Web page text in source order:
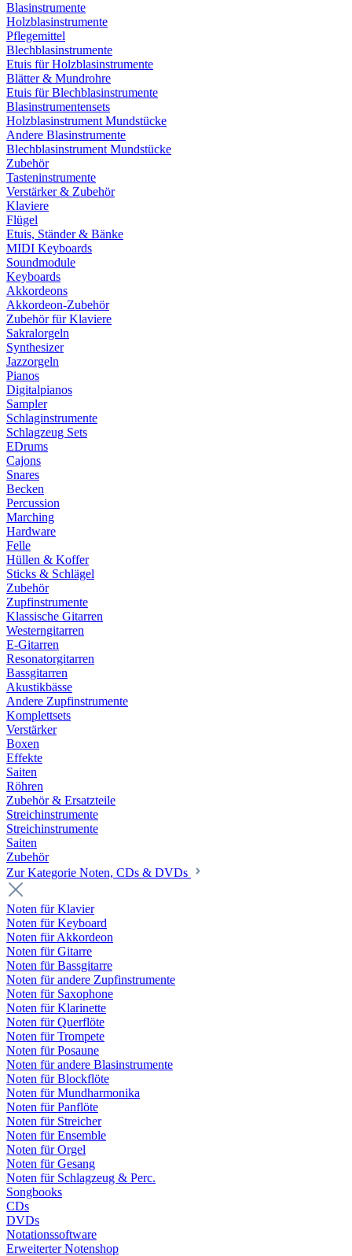
Blasinstrumente
Holzblasinstrumente
Pflegemittel
Blechblasinstrumente
Etuis für Holzblasinstrumente
Blätter & Mundrohre
Etuis für Blechblasinstrumente
Blasinstrumentensets
Holzblasinstrument Mundstücke
Andere Blasinstrumente
Blechblasinstrument Mundstücke
Zubehör
Tasteninstrumente
Verstärker & Zubehör
Klaviere
Flügel
Etuis, Ständer & Bänke
MIDI Keyboards
Soundmodule
Keyboards
Akkordeons
Akkordeon-Zubehör
Zubehör für Klaviere
Sakralorgeln
Synthesizer
Jazzorgeln
Pianos
Digitalpianos
Sampler
Schlaginstrumente
Schlagzeug Sets
EDrums
Cajons
Snares
Becken
Percussion
Marching
Hardware
Felle
Hüllen & Koffer
Sticks & Schlägel
Zubehör
Zupfinstrumente
Klassische Gitarren
Westerngitarren
E-Gitarren
Resonatorgitarren
Bassgitarren
Akustikbässe
Andere Zupfinstrumente
Komplettsets
Verstärker
Boxen
Effekte
Saiten
Röhren
Zubehör & Ersatzteile
Streichinstrumente
Streichinstrumente
Saiten
Zubehör
Zur Kategorie Noten, CDs & DVDs
Noten für Klavier
Noten für Keyboard
Noten für Akkordeon
Noten für Gitarre
Noten für Bassgitarre
Noten für andere Zupfinstrumente
Noten für Saxophone
Noten für Klarinette
Noten für Querflöte
Noten für Trompete
Noten für Posaune
Noten für andere Blasinstrumente
Noten für Blockflöte
Noten für Mundharmonika
Noten für Panflöte
Noten für Streicher
Noten für Ensemble
Noten für Orgel
Noten für Gesang
Noten für Schlagzeug & Perc.
Songbooks
CDs
DVDs
Notationssoftware
Erweiterter Notenshop